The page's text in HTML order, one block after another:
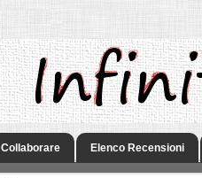
Collaborare Elenco Recensioni